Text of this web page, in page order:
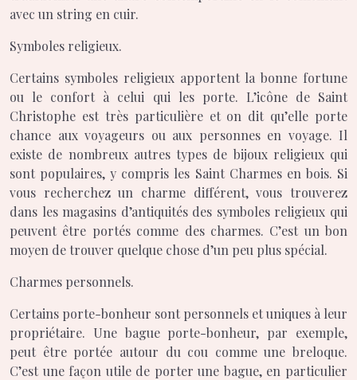
avec un string en cuir.
Symboles religieux.
Certains symboles religieux apportent la bonne fortune
ou le confort à celui qui les porte. L’icône de Saint
Christophe est très particulière et on dit qu’elle porte
chance aux voyageurs ou aux personnes en voyage. Il
existe de nombreux autres types de bijoux religieux qui
sont populaires, y compris les Saint Charmes en bois. Si
vous recherchez un charme différent, vous trouverez
dans les magasins d’antiquités des symboles religieux qui
peuvent être portés comme des charmes. C’est un bon
moyen de trouver quelque chose d’un peu plus spécial.
Charmes personnels.
Certains porte-bonheur sont personnels et uniques à leur
propriétaire. Une bague porte-bonheur, par exemple,
peut être portée autour du cou comme une breloque.
C’est une façon utile de porter une bague, en particulier